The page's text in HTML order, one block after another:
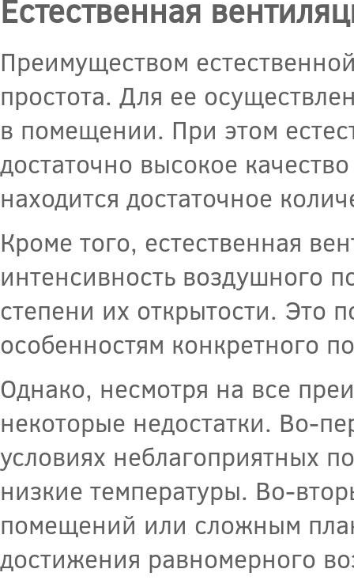
Естественная
Преимуществом
простота. Для ее
в помещении. При этом
достаточно высокое
находится достаточное
Кроме того, естественная
интенсивность воздушного
степени их открытости. Это
особенностям конкретного
Однако, несмотря на все
некоторые недостатки. Во-
условиях неблагоприятных
низкие температуры. Во-
помещений или сложным
достижения равномерного